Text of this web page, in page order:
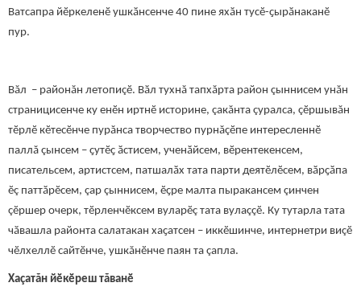
Ватсапра йӗркеленӗ ушкӑнсенче 40 пине яхӑн тусӗ-ҫырӑнаканӗ
пур.
Вăл – районăн летопиçӗ. Вӑл тухнă тапхăрта район çыннисем унăн
страницисенче ку енӗн иртнӗ историне, çакăнта çуралса, çӗршывăн
тӗрлӗ кӗтесӗнче пурăнса творчество пурнăçӗпе интересленнӗ
паллă çынсем – ҫутӗҫ ӑстисем, ученӑйсем, вӗрентекенсем,
писательсем, артистсем, патшалӑх тата парти деятӗлӗсем, вӑрҫӑпа
ӗç паттӑрӗсем, çар çыннисем, ӗҫре малта пыракансем çинчен
çӗршер очерк, тӗрленчӗксем вуларӗç тата вулаççӗ. Ку тутарла тата
чӑвашла районта салатакан хаҫатсен – иккӗшинче, интернетри виçӗ
чӗлхеллӗ сайтӗнче, ушкăнӗнче паян та çапла.
Хаçатăн йӗкӗреш тăванӗ